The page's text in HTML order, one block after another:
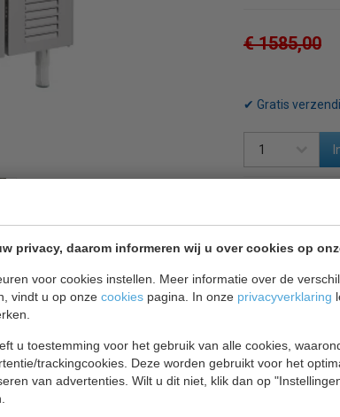
privacy, daarom informeren wij u over cookies op
voor cookies instellen. Meer informatie over de
vindt u op onze cookies pagina. In onze privacyverklaring
u toestemming voor het gebruik van alle cookies,
trackingcookies. Deze worden gebruikt voor het
van advertenties. Wilt u dit niet, klik dan op
€ 1585,00
✔ Gratis